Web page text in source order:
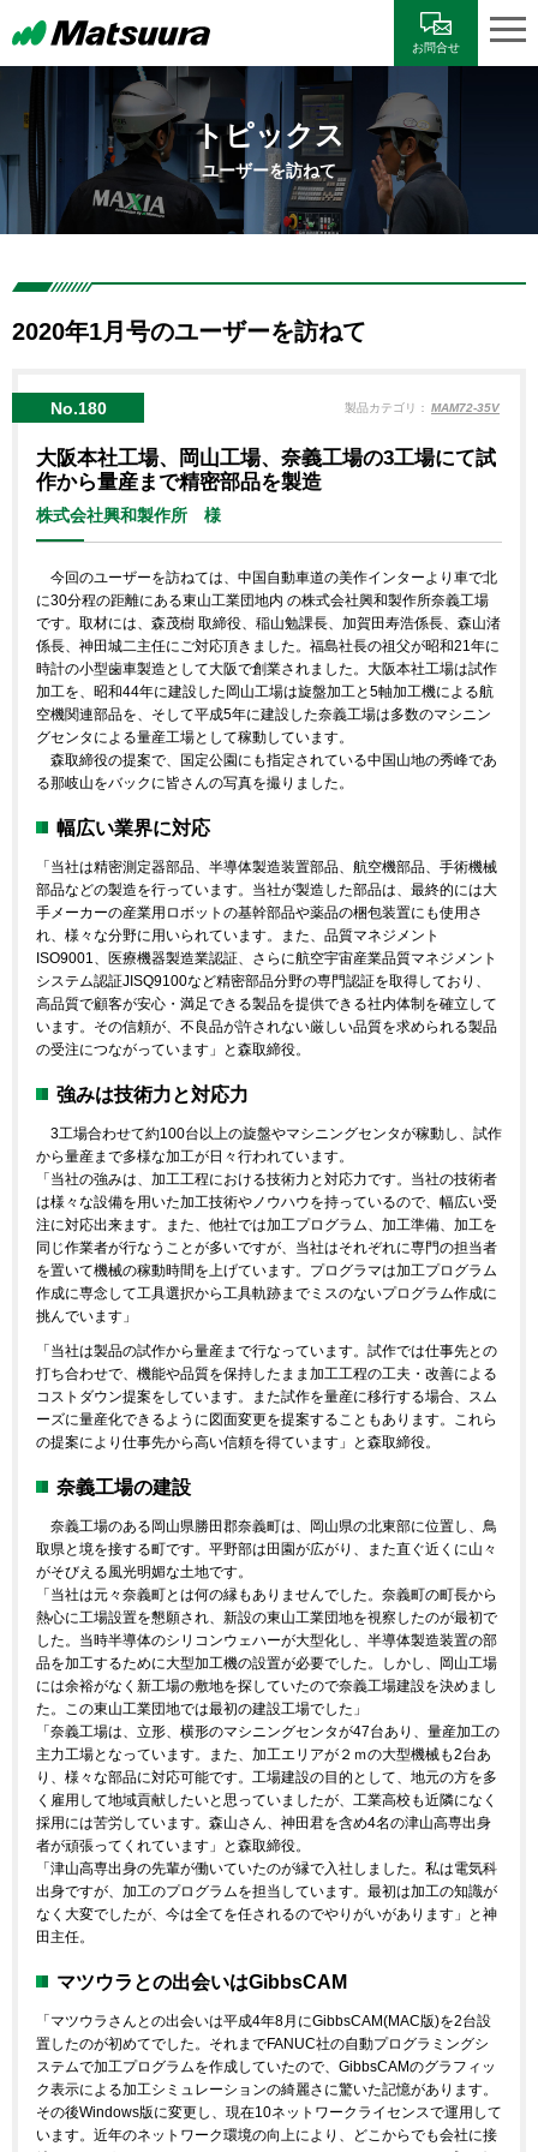
お問合せ
トピックス
ユーザーを訪ねて
2020年1月号のユーザーを訪ねて
No.180 製品カテゴリ： MAM72-35V
大阪本社工場、岡山工場、奈義工場の3工場にて試
作から量産まで精密部品を製造
株式会社興和製作所 様
今回のユーザーを訪ねては、中国自動車道の美作インターより車で北
に30分程の距離にある東山工業団地内 の株式会社興和製作所奈義工場
です。取材には、森茂樹 取締役、稲山勉課長、加賀田寿浩係長、森山渚
係長、神田城二主任にご対応頂きました。福島社長の祖父が昭和21年に
時計の小型歯車製造として大阪で創業されました。大阪本社工場は試作
加工を、昭和44年に建設した岡山工場は旋盤加工と5軸加工機による航
空機関連部品を、そして平成5年に建設した奈義工場は多数のマシニン
グセンタによる量産工場として稼動しています。
森取締役の提案で、国定公園にも指定されている中国山地の秀峰であ
る那岐山をバックに皆さんの写真を撮りました。
幅広い業界に対応
「当社は精密測定器部品、半導体製造装置部品、航空機部品、手術機械
部品などの製造を行っています。当社が製造した部品は、最終的には大
手メーカーの産業用ロボットの基幹部品や薬品の梱包装置にも使用さ
れ、様々な分野に用いられています。また、品質マネジメント
ISO9001、医療機器製造業認証、さらに航空宇宙産業品質マネジメント
システム認証JISQ9100など精密部品分野の専門認証を取得しており、
高品質で顧客が安心・満足できる製品を提供できる社内体制を確立して
います。その信頼が、不良品が許されない厳しい品質を求められる製品
の受注につながっています」と森取締役。
強みは技術力と対応力
3工場合わせて約100台以上の旋盤やマシニングセンタが稼動し、試作
から量産まで多様な加工が日々行われています。
「当社の強みは、加工工程における技術力と対応力です。当社の技術者
は様々な設備を用いた加工技術やノウハウを持っているので、幅広い受
注に対応出来ます。また、他社では加工プログラム、加工準備、加工を
同じ作業者が行なうことが多いですが、当社はそれぞれに専門の担当者
を置いて機械の稼動時間を上げています。プログラマは加工プログラム
作成に専念して工具選択から工具軌跡までミスのないプログラム作成に
挑んでいます」
「当社は製品の試作から量産まで行なっています。試作では仕事先との
打ち合わせで、機能や品質を保持したまま加工工程の工夫・改善による
コストダウン提案をしています。また試作を量産に移行する場合、スム
ーズに量産化できるように図面変更を提案することもあります。これら
の提案により仕事先から高い信頼を得ています」と森取締役。
奈義工場の建設
奈義工場のある岡山県勝田郡奈義町は、岡山県の北東部に位置し、鳥
取県と境を接する町です。平野部は田園が広がり、また直ぐ近くに山々
がそびえる風光明媚な土地です。
「当社は元々奈義町とは何の縁もありませんでした。奈義町の町長から
熱心に工場設置を懇願され、新設の東山工業団地を視察したのが最初で
した。当時半導体のシリコンウェハーが大型化し、半導体製造装置の部
品を加工するために大型加工機の設置が必要でした。しかし、岡山工場
には余裕がなく新工場の敷地を探していたので奈義工場建設を決めまし
た。この東山工業団地では最初の建設工場でした」
「奈義工場は、立形、横形のマシニングセンタが47台あり、量産加工の
主力工場となっています。また、加工エリアが２ｍの大型機械も2台あ
り、様々な部品に対応可能です。工場建設の目的として、地元の方を多
く雇用して地域貢献したいと思っていましたが、工業高校も近隣になく
採用には苦労しています。森山さん、神田君を含め4名の津山高専出身
者が頑張ってくれています」と森取締役。
「津山高専出身の先輩が働いていたのが縁で入社しました。私は電気科
出身ですが、加工のプログラムを担当しています。最初は加工の知識が
なく大変でしたが、今は全てを任されるのでやりがいがあります」と神
田主任。
マツウラとの出会いはGibbsCAM
「マツウラさんとの出会いは平成4年8月にGibbsCAM(MAC版)を2台設
置したのが初めてでした。それまでFANUC社の自動プログラミングシ
ステムで加工プログラムを作成していたので、GibbsCAMのグラフィッ
ク表示による加工シミュレーションの綺麗さに驚いた記憶があります。
その後Windows版に変更し、現在10ネットワークライセンスで運用して
います。近年のネットワーク環境の向上により、どこからでも会社に接